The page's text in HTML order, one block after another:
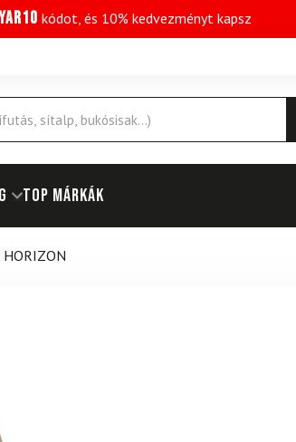
kódot, és 10% kedvezményt kapsz
Top márkák
HORIZON